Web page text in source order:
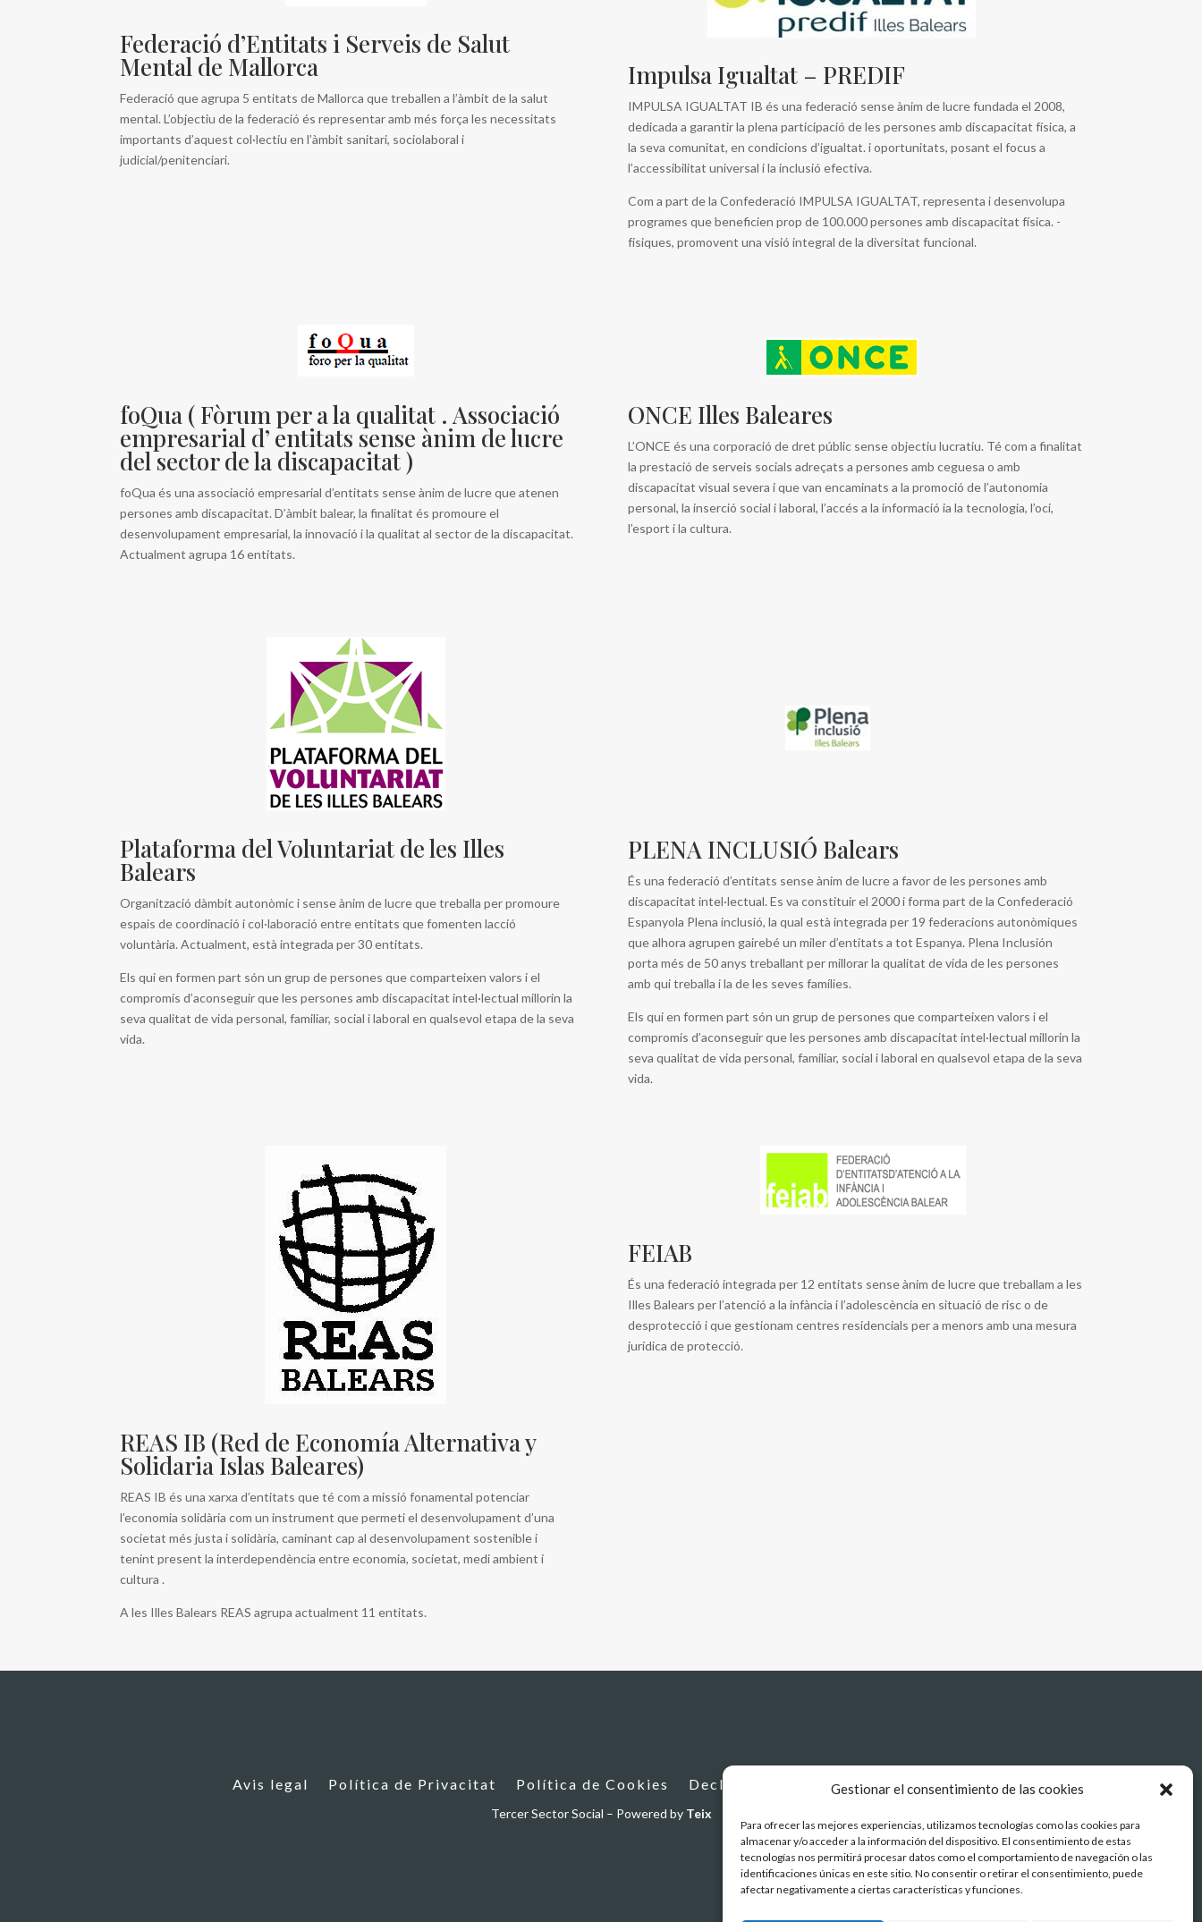
Gestionar el consentimiento de las cookies
Para ofrecer las mejores experiencias, utilizamos tecnologías como las cookies para
almacenar y/o acceder a la información del dispositivo. El consentimiento de estas
tecnologías nos permitirá procesar datos como el comportamiento de navegación o las
identificaciones únicas en este sitio. No consentir o retirar el consentimiento, puede
afectar negativamente a ciertas características y funciones.
Federació d’Entitats i Serveis de Salut
Mental de Mallorca
Federació que agrupa 5 entitats de Mallorca que treballen a l’àmbit de la salut
mental. L’objectiu de la federació és representar amb més força les necessitats
importants d’aquest col·lectiu en l’àmbit sanitari, sociolaboral i
judicial/penitenciari.
Impulsa Igualtat – PREDIF
IMPULSA IGUALTAT IB és una federació sense ànim de lucre fundada el 2008,
dedicada a garantir la plena participació de les persones amb discapacitat física, a
la seva comunitat, en condicions d’igualtat. i oportunitats, posant el focus a
l’accessibilitat universal i la inclusió efectiva.
Com a part de la Confederació IMPULSA IGUALTAT, representa i desenvolupa
programes que beneficien prop de 100.000 persones amb discapacitat física. -
físiques, promovent una visió integral de la diversitat funcional.
foQua ( Fòrum per a la qualitat . Associació
empresarial d’ entitats sense ànim de lucre
del sector de la discapacitat )
foQua és una associació empresarial d’entitats sense ànim de lucre que atenen
persones amb discapacitat. D’àmbit balear, la finalitat és promoure el
desenvolupament empresarial, la innovació i la qualitat al sector de la discapacitat.
Actualment agrupa 16 entitats.
ONCE Illes Baleares
L’ONCE és una corporació de dret públic sense objectiu lucratiu. Té com a finalitat
la prestació de serveis socials adreçats a persones amb ceguesa o amb
discapacitat visual severa i que van encaminats a la promoció de l’autonomia
personal, la inserció social i laboral, l’accés a la informació ia la tecnologia, l’oci,
l’esport i la cultura.
Plataforma del Voluntariat de les Illes
Balears
Organització dàmbit autonòmic i sense ànim de lucre que treballa per promoure
espais de coordinació i col·laboració entre entitats que fomenten lacció
voluntària. Actualment, està integrada per 30 entitats.
Els qui en formen part són un grup de persones que comparteixen valors i el
compromís d’aconseguir que les persones amb discapacitat intel·lectual millorin la
seva qualitat de vida personal, familiar, social i laboral en qualsevol etapa de la seva
vida.
PLENA INCLUSIÓ Balears
És una federació d’entitats sense ànim de lucre a favor de les persones amb
discapacitat intel·lectual. Es va constituir el 2000 i forma part de la Confederació
Espanyola Plena inclusió, la qual està integrada per 19 federacions autonòmiques
que alhora agrupen gairebé un miler d’entitats a tot Espanya. Plena Inclusión
porta més de 50 anys treballant per millorar la qualitat de vida de les persones
amb qui treballa i la de les seves famílies.
Els qui en formen part són un grup de persones que comparteixen valors i el
compromís d’aconseguir que les persones amb discapacitat intel·lectual millorin la
seva qualitat de vida personal, familiar, social i laboral en qualsevol etapa de la seva
vida.
REAS IB (Red de Economía Alternativa y
Solidaria Islas Baleares)
REAS IB és una xarxa d’entitats que té com a missió fonamental potenciar
l’economia solidària com un instrument que permeti el desenvolupament d’una
societat més justa i solidària, caminant cap al desenvolupament sostenible i
tenint present la interdependència entre economia, societat, medi ambient i
cultura .
A les Illes Balears REAS agrupa actualment 11 entitats.
FEIAB
És una federació integrada per 12 entitats sense ànim de lucre que treballam a les
Illes Balears per l’atenció a la infància i l’adolescència en situació de risc o de
desprotecció i que gestionam centres residencials per a menors amb una mesura
jurídica de protecció.
Avis legal Política de Privacitat Política de Cookies Declaració d’accessibilitat
Tercer Sector Social – Powered by Teix